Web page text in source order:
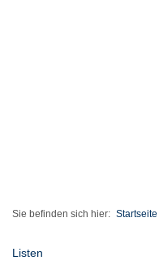
Sie befinden sich hier: Startseite
Listen